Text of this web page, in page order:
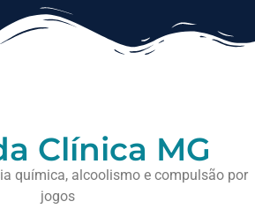
Clínica MG
química, alcoolismo e compulsão por
jogos